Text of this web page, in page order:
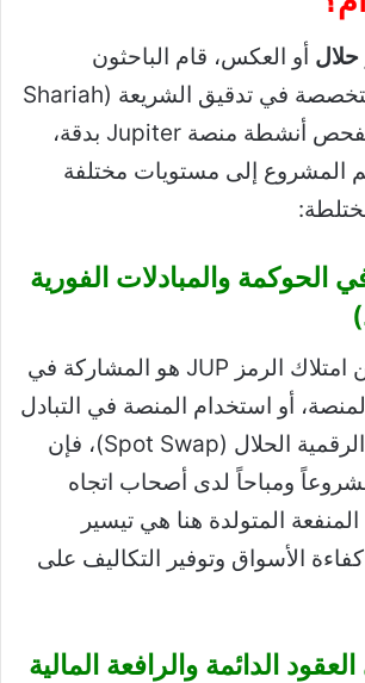
أو العكس، قام الباحثون
والمؤسسات المتخصصة في تدقيق الشريعة (Shariah
Compliance) بفحص أنشطة منصة Jupiter بدقة،
المشروع إلى مستويات مختلفة
الحوكمة والمبادلات الفورية
إذا كان الهدف من امتلاك الرمز JUP هو المشاركة في
أو استخدام المنصة في التبادل
الفوري للعملات الرقمية الحلال (Spot Swap)، فإن
ومباحاً لدى أصحاب اتجاه
المنفعة المتولدة هنا هي تيسير
الأسواق وتوفير التكاليف على
الدائمة والرافعة المالية